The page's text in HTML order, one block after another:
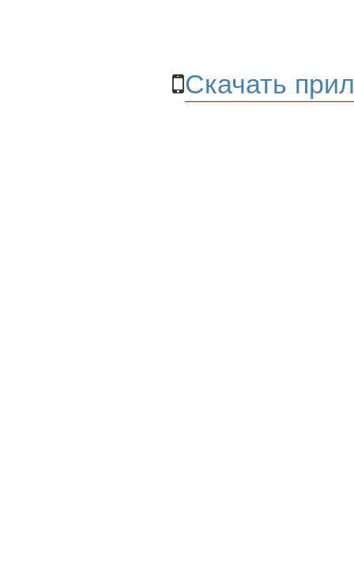
Скачать